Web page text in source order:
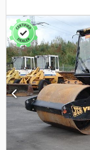
pogona:100 procenat,
razred:Euro 5 ,
radni sati:
5 h , broj
bezbednosna provera,
hidraulika, kabina, klima
Kralj buldožera, već 16
proizvođač planirki –
masa od 8 do 106 t sa
Evropsko tržište – radna
klima uređajem i
dizel motor, Stage V,
9.850 kg (sa ripperom
2.110 mm - Širina štita: